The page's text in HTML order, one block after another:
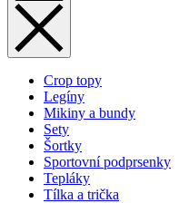
Crop topy
Legíny
Mikiny a bundy
Sety
Šortky
Sportovní podprsenky
Tepláky
Tílka a trička